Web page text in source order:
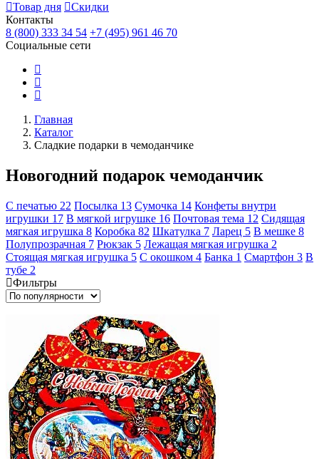
Товар дня
Скидки
Контакты
8 (800) 333 34 54 +7 (495) 961 46 70
Социальные сети
Главная
Каталог
Сладкие подарки в чемоданчике
Новогодний подарок чемоданчик
С печатью 22 Посылка 13 Сумочка 14 Конфеты внутри
игрушки 17 В мягкой игрушке 16 Почтовая тема 12 Сидящая
мягкая игрушка 8 Коробка 82 Шкатулка 7 Ларец 5 В мешке 8
Полупрозрачная 7 Рюкзак 5 Лежащая мягкая игрушка 2
Стоящая мягкая игрушка 5 С окошком 4 Банка 1 Смартфон 3 В
тубе 2
Фильтры